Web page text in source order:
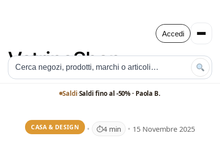
Accedi
Saldi·Saldi fino al -50% · Paola B.
CASA & DESIGN • ⏱4 min • 15 Novembre 2025